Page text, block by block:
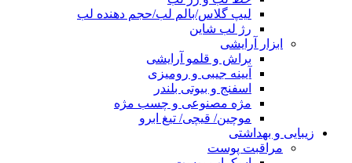
لیپ گلاس/بالم لب/حجم دهنده لب
رژ لب شاین
ابزار آرایشی
براش و قلمو آرایشی
آیینه جیبی و رومیزی
اسفنج و بیوتی بلندر
مژه مصنوعی و چسب مژه
موچین/ قیچی/ تیغ ابرو
زیبایی و بهداشتی
مراقبت پوست